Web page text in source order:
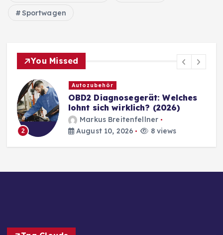
Sportwagen
You Missed
2
Autozubehör
OBD2 Diagnosegerät: Welches
lohnt sich wirklich? (2026)
Markus Breitenfellner
August 10, 2026
8 views